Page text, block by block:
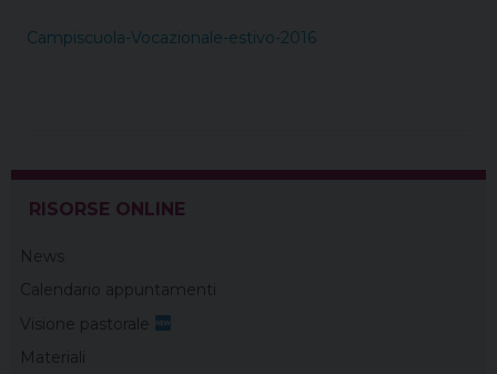
Campiscuola-Vocazionale-estivo-2016
RISORSE ONLINE
News
Calendario appuntamenti
Visione pastorale
Materiali